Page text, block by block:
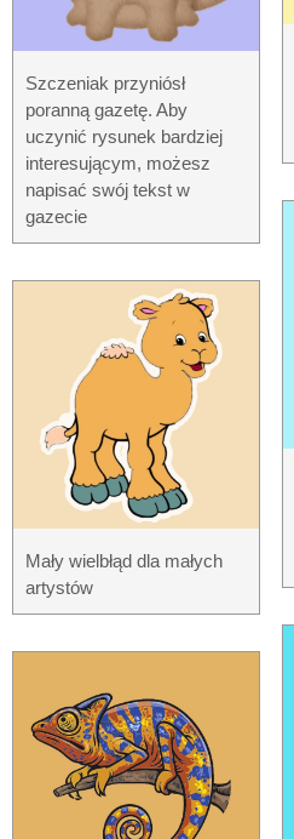
Szczeniak przyniósł
poranną gazetę. Aby
uczynić rysunek bardziej
interesującym, możesz
napisać swój tekst w
gazecie
Mały wielbłąd dla małych
artystów